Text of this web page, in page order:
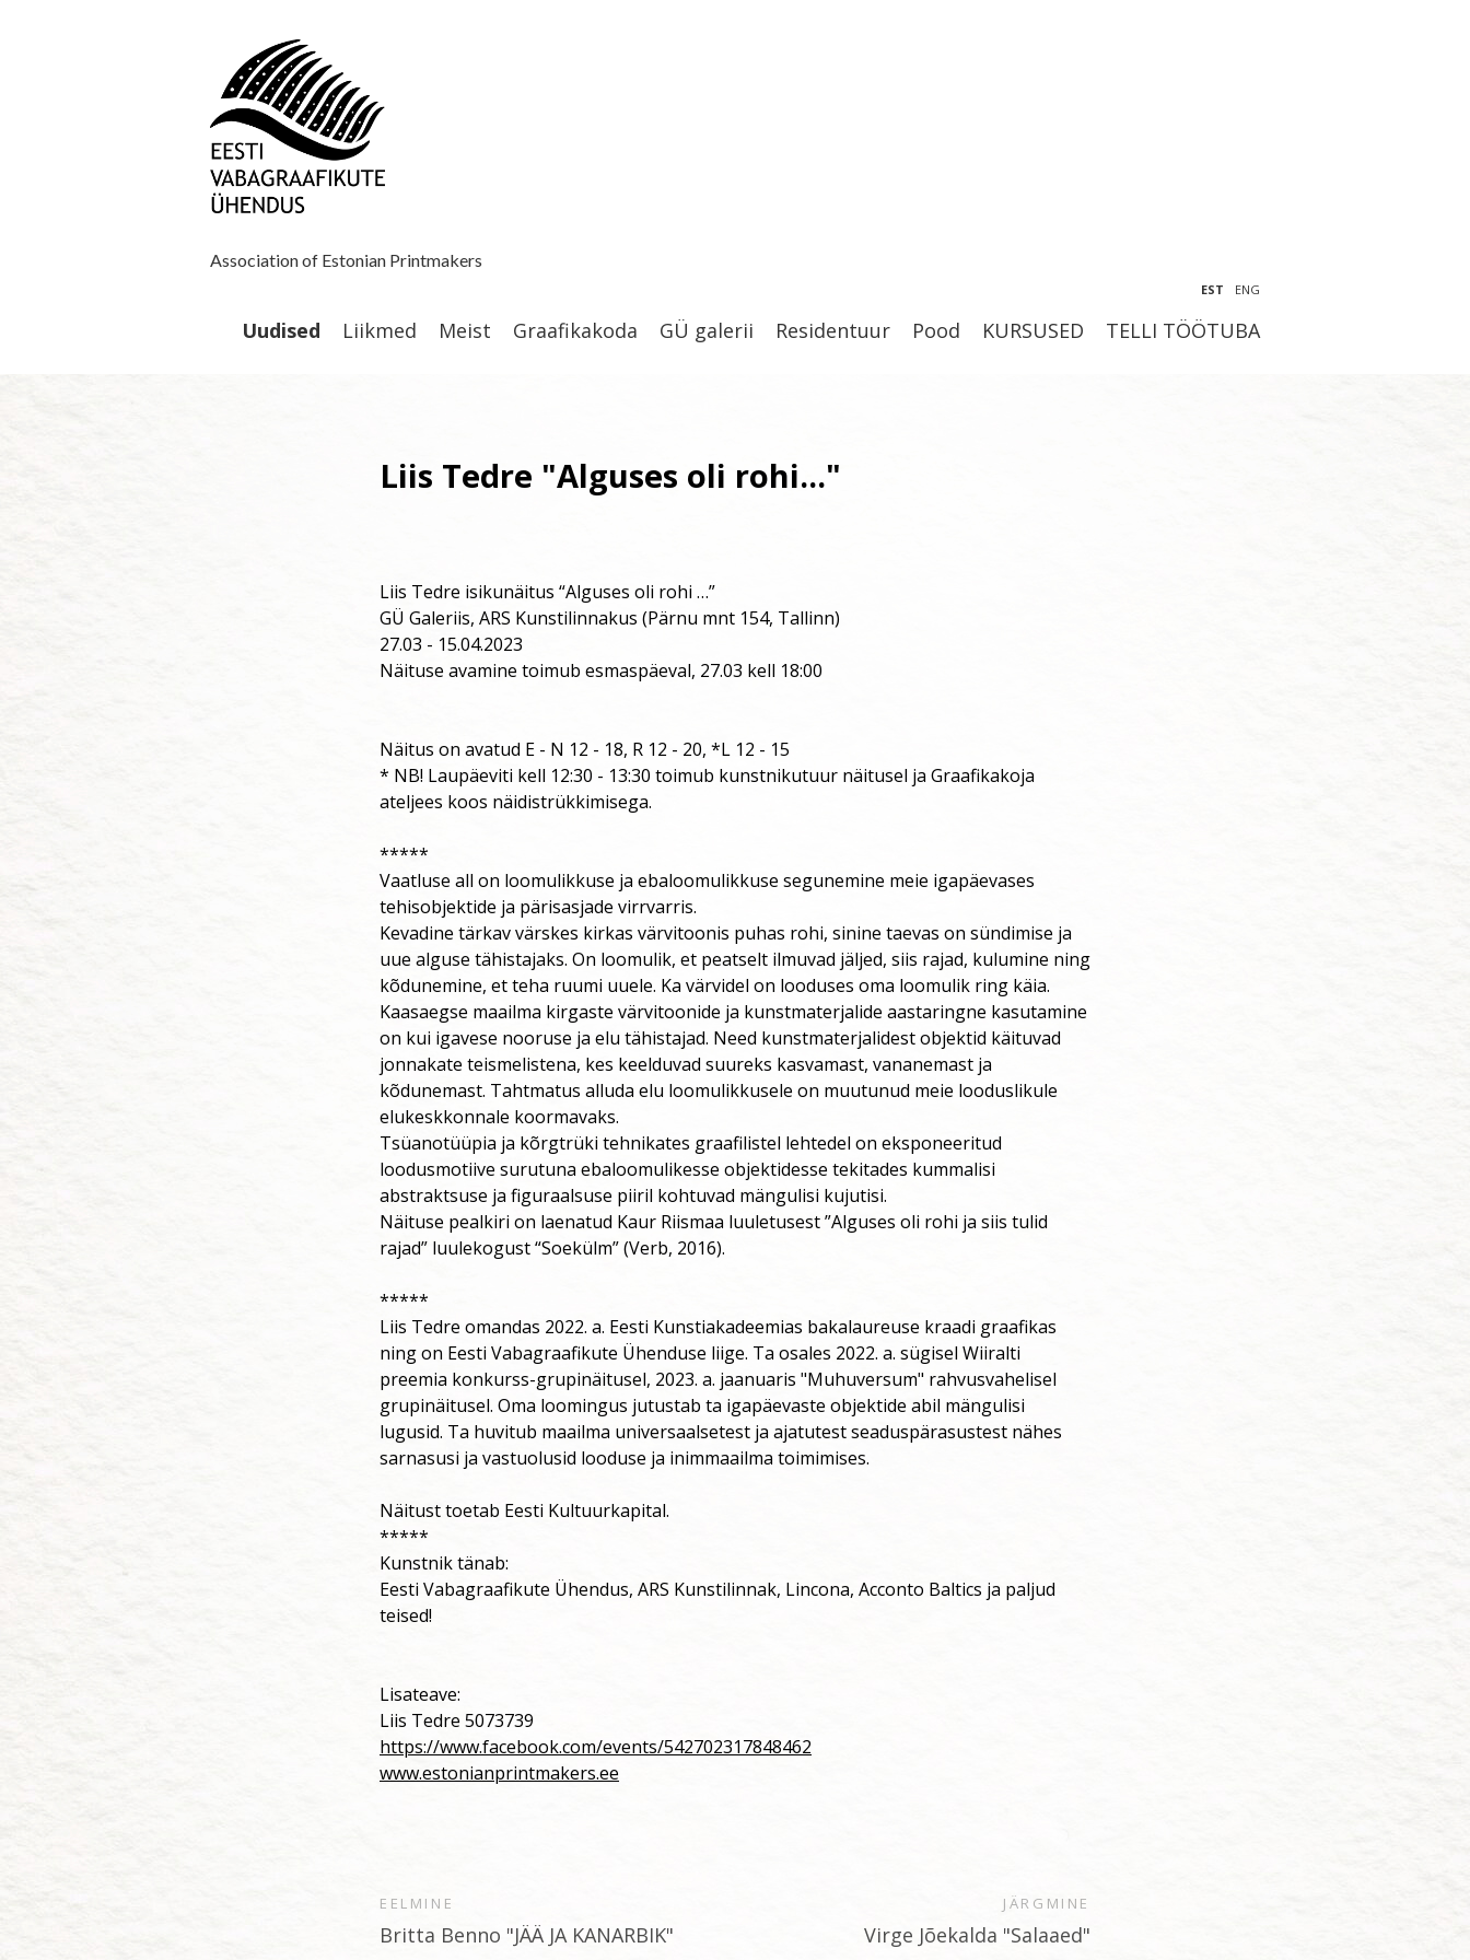
Association of Estonian Printmakers
EST ENG
Uudised Liikmed Meist Graafikakoda GÜ galerii Residentuur Pood KURSUSED TELLI TÖÖTUBA
Liis Tedre "Alguses oli rohi..."
Liis Tedre isikunäitus “Alguses oli rohi …”
GÜ Galeriis, ARS Kunstilinnakus (Pärnu mnt 154, Tallinn)
27.03 - 15.04.2023
Näituse avamine toimub esmaspäeval, 27.03 kell 18:00
Näitus on avatud E - N 12 - 18, R 12 - 20, *L 12 - 15
* NB! Laupäeviti kell 12:30 - 13:30 toimub kunstnikutuur näitusel ja Graafikakoja
ateljees koos näidistrükkimisega.
*****
Vaatluse all on loomulikkuse ja ebaloomulikkuse segunemine meie igapäevases
tehisobjektide ja pärisasjade virrvarris.
Kevadine tärkav värskes kirkas värvitoonis puhas rohi, sinine taevas on sündimise ja
uue alguse tähistajaks. On loomulik, et peatselt ilmuvad jäljed, siis rajad, kulumine ning
kõdunemine, et teha ruumi uuele. Ka värvidel on looduses oma loomulik ring käia.
Kaasaegse maailma kirgaste värvitoonide ja kunstmaterjalide aastaringne kasutamine
on kui igavese nooruse ja elu tähistajad. Need kunstmaterjalidest objektid käituvad
jonnakate teismelistena, kes keelduvad suureks kasvamast, vananemast ja
kõdunemast. Tahtmatus alluda elu loomulikkusele on muutunud meie looduslikule
elukeskkonnale koormavaks.
Tsüanotüüpia ja kõrgtrüki tehnikates graafilistel lehtedel on eksponeeritud
loodusmotiive surutuna ebaloomulikesse objektidesse tekitades kummalisi
abstraktsuse ja figuraalsuse piiril kohtuvad mängulisi kujutisi.
Näituse pealkiri on laenatud Kaur Riismaa luuletusest ”Alguses oli rohi ja siis tulid
rajad” luulekogust “Soekülm” (Verb, 2016).
*****
Liis Tedre omandas 2022. a. Eesti Kunstiakadeemias bakalaureuse kraadi graafikas
ning on Eesti Vabagraafikute Ühenduse liige. Ta osales 2022. a. sügisel Wiiralti
preemia konkurss-grupinäitusel, 2023. a. jaanuaris "Muhuversum" rahvusvahelisel
grupinäitusel. Oma loomingus jutustab ta igapäevaste objektide abil mängulisi
lugusid. Ta huvitub maailma universaalsetest ja ajatutest seaduspärasustest nähes
sarnasusi ja vastuolusid looduse ja inimmaailma toimimises.
Näitust toetab Eesti Kultuurkapital.
*****
Kunstnik tänab:
Eesti Vabagraafikute Ühendus, ARS Kunstilinnak, Lincona, Acconto Baltics ja paljud
teised!
Lisateave:
Liis Tedre 5073739
https://www.facebook.com/events/542702317848462
www.estonianprintmakers.ee
EELMINE
Britta Benno "JÄÄ JA KANARBIK"
JÄRGMINE
Virge Jõekalda "Salaaed"